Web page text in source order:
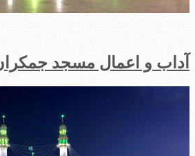
و اعمال مسجد جمکران